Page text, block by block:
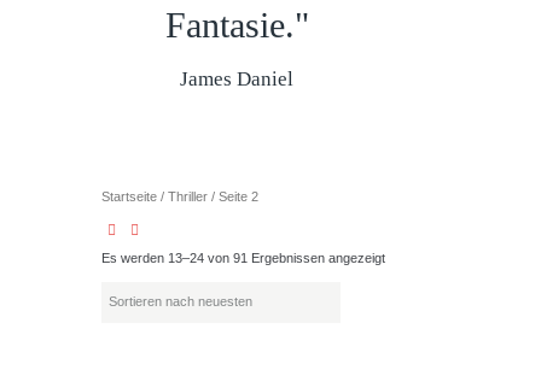
Fantasie."
James Daniel
Startseite / Thriller / Seite 2
Es werden 13–24 von 91 Ergebnissen angezeigt